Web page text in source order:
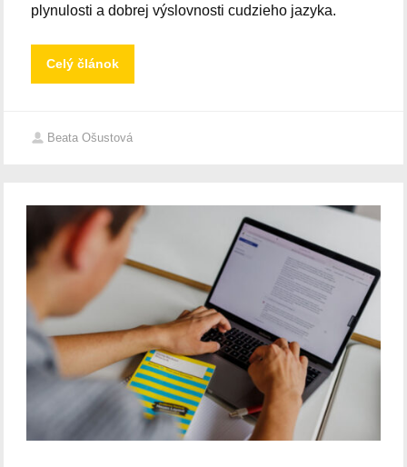
plynulosti a dobrej výslovnosti cudzieho jazyka.
Celý článok
Beata Ošustová